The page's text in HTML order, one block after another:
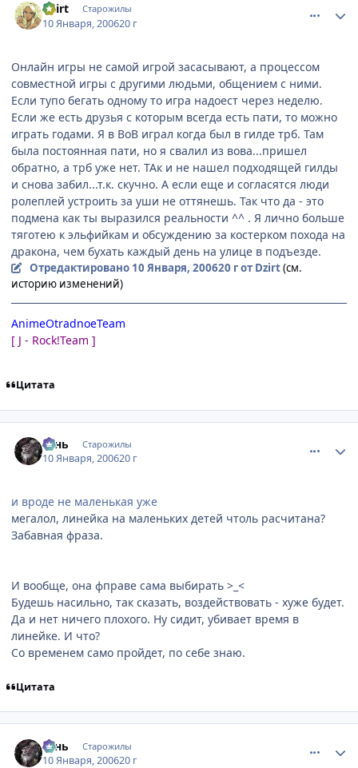
Dzirt Старожилы
10 Января, 200620 г
Онлайн игры не самой игрой засасывают, а процессом
совместной игры с другими людьми, общением с ними.
Если тупо бегать одному то игра надоест через неделю.
Если же есть друзья с которым всегда есть пати, то можно
играть годами. Я в ВоВ играл когда был в гилде трб. Там
была постоянная пати, но я свалил из вова...пришел
обратно, а трб уже нет. ТАк и не нашел подходящей гилды
и снова забил...т.к. скучно. А если еще и согласятся люди
ролеплей устроить за уши не оттянешь. Так что да - это
подмена как ты выразился реальности ^^ . Я лично больше
тяготею к эльфийкам и обсуждению за костерком похода на
дракона, чем бухать каждый день на улице в подъезде.
Отредактировано 10 Января, 200620 гот Dzirt(см.
историю изменений)
AnimeOtradnoeTeam
[ J - Rock!Team ]
Цитата
Teнь Старожилы
10 Января, 200620 г
и вроде не маленькая уже
мегалол, линейка на маленьких детей чтоль расчитана?
Забавная фраза.
И вообще, она фправе сама выбирать >_<
Будешь насильно, так сказать, воздействовать - хуже будет.
Да и нет ничего плохого. Ну сидит, убивает время в
линейке. И что?
Со временем само пройдет, по себе знаю.
Цитата
Teнь Старожилы
10 Января, 200620 г